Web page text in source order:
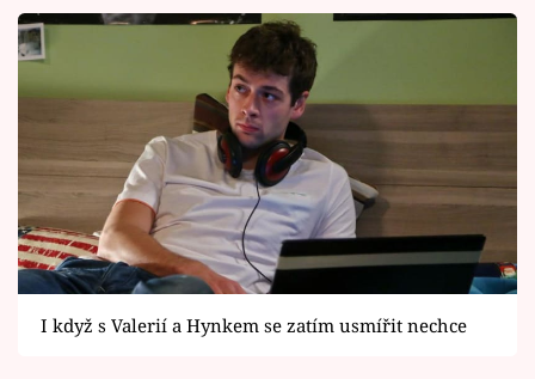
Celebrity
Vztahy
Seriály
Horoskopy
Sledujte prima+
Filmový festival Karlovy Vary
I když s Valerií a Hynkem se zatím usmířit nechce